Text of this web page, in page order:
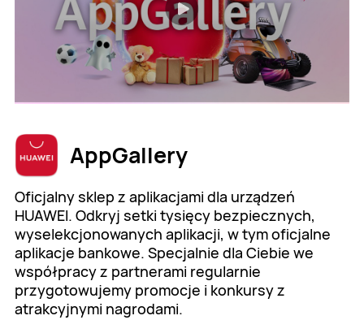
AppGallery
Oficjalny sklep z aplikacjami dla urządzeń
HUAWEI. Odkryj setki tysięcy bezpiecznych,
wyselekcjonowanych aplikacji, w tym oficjalne
aplikacje bankowe. Specjalnie dla Ciebie we
współpracy z partnerami regularnie
przygotowujemy promocje i konkursy z
atrakcyjnymi nagrodami.